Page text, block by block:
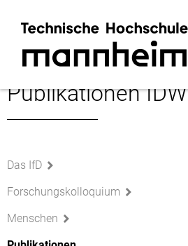
Publikationen IDW
Das IfD
Forschungskolloquium
Menschen